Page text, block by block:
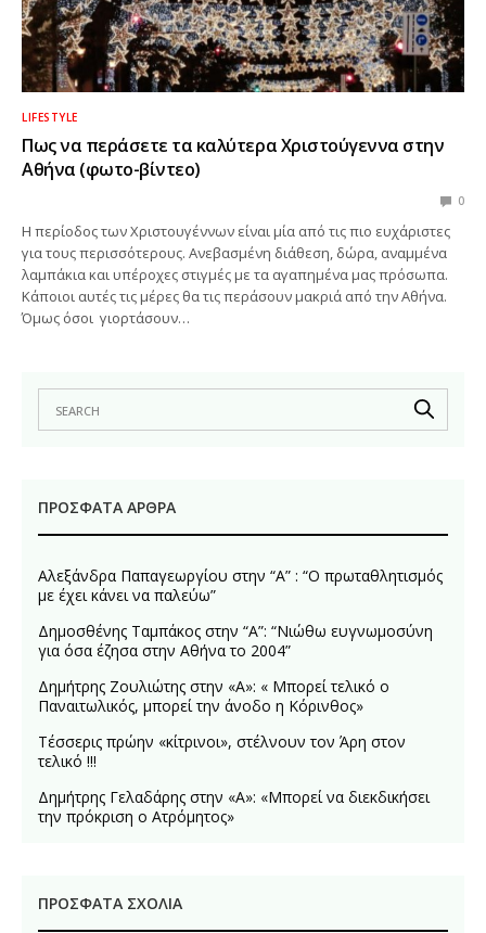
LIFESTYLE
Πως να περάσετε τα καλύτερα Χριστούγεννα στην
Αθήνα (φωτο-βίντεο)
0
Η περίοδος των Χριστουγέννων είναι μία από τις πιο ευχάριστες
για τους περισσότερους. Ανεβασμένη διάθεση, δώρα, αναμμένα
λαμπάκια και υπέροχες στιγμές με τα αγαπημένα μας πρόσωπα.
Κάποιοι αυτές τις μέρες θα τις περάσουν μακριά από την Αθήνα.
Όμως όσοι γιορτάσουν…
ΠΡΌΣΦΑΤΑ ΆΡΘΡΑ
Αλεξάνδρα Παπαγεωργίου στην “Α” : “Ο πρωταθλητισμός
με έχει κάνει να παλεύω”
Δημοσθένης Ταμπάκος στην “A”: “Νιώθω ευγνωμοσύνη
για όσα έζησα στην Αθήνα το 2004”
Δημήτρης Ζουλιώτης στην «Α»: « Μπορεί τελικό ο
Παναιτωλικός, μπορεί την άνοδο η Κόρινθος»
Τέσσερις πρώην «κίτρινοι», στέλνουν τον Άρη στον
τελικό !!!
Δημήτρης Γελαδάρης στην «Α»: «Μπορεί να διεκδικήσει
την πρόκριση ο Ατρόμητος»
ΠΡΌΣΦΑΤΑ ΣΧΌΛΙΑ